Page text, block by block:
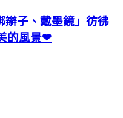
辮子、戴墨鏡」彷彿
的風景❤